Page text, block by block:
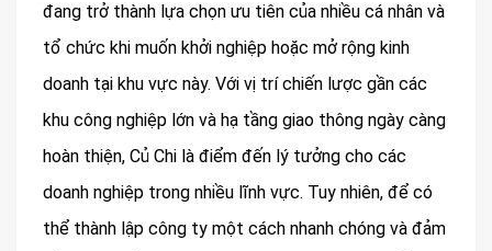
đang trở thành lựa chọn ưu tiên của nhiều cá nhân và
tổ chức khi muốn khởi nghiệp hoặc mở rộng kinh
doanh tại khu vực này. Với vị trí chiến lược gần các
khu công nghiệp lớn và hạ tầng giao thông ngày càng
hoàn thiện, Củ Chi là điểm đến lý tưởng cho các
doanh nghiệp trong nhiều lĩnh vực. Tuy nhiên, để có
thể thành lập công ty một cách nhanh chóng và đảm